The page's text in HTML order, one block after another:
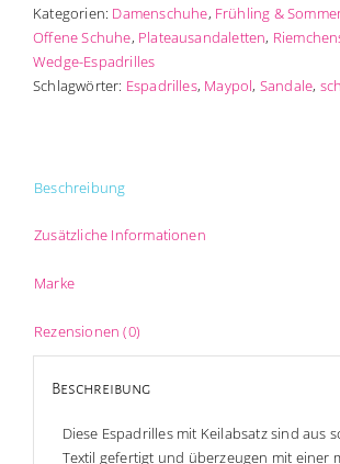
Kategorien: Damenschuhe, Frühling &
Offene Schuhe, Plateausandaletten,
Wedge-Espadrilles
Schlagwörter: Espadrilles, Maypol, Sandale,
Beschreibung
Zusätzliche Informationen
Marke
Rezensionen (0)
Beschreibung
Diese Espadrilles mit Keilabsatz sind aus
Textil gefertigt und überzeugen mit einer